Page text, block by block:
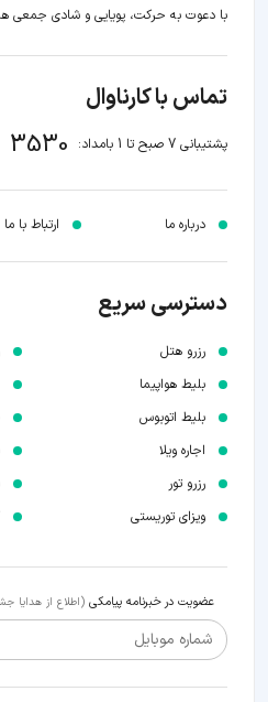
با دعوت به حرکت، پویایی و شادی جمعی
تماس با کارناوال
پشتیبانی 7 صبح تا 1 بامداد: 3530
درباره ما ارتباط با ما
دسترسی سریع
رزرو هتل
بلیط هواپیما
بلیط اتوبوس
اجاره ویلا
رزرو تور
ویزای توریستی
عضویت در خبرنامه پیامکی (اطلاع از هدایا
شماره موبایل